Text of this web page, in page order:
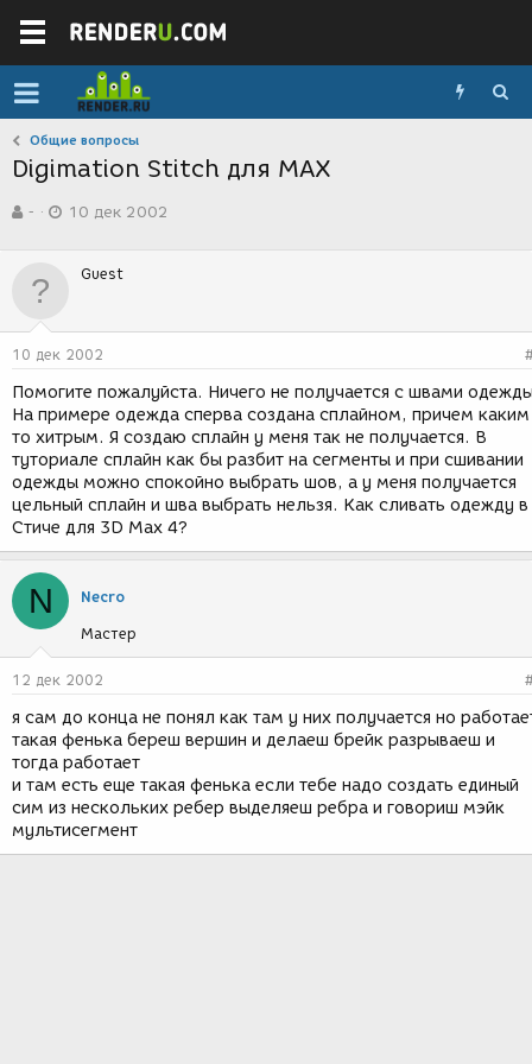
Общие вопросы
Digimation Stitch для MAX
в
р
м
-
а
д
н
и
я
10 дек 2002
Guest
10 дек 2002
Помогите пожалуйста. Ничего не получается с швами
На примере одежда сперва создана сплайном, причем каким
то хитрым. Я создаю сплайн у меня так не получается. В
туториале сплайн как бы разбит на сегменты и при сшивании
одежды можно спокойно выбрать шов, а у меня получается
цельный сплайн и шва выбрать нельзя. Как сливать одежду в
Стиче для 3D Max 4?
N Necro
Мастер
12 дек 2002
я сам до конца не понял как там у них получается но
такая фенька береш вершин и делаеш брейк разрываеш и
тогда работает
и там есть еще такая фенька если тебе надо создать единый
сим из нескольких ребер выделяеш ребра и говориш мэйк
мультисегмент